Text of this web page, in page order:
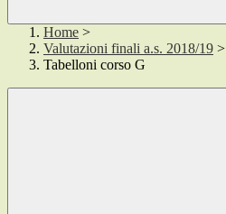
Home >
Valutazioni finali a.s. 2018/19 >
Tabelloni corso G